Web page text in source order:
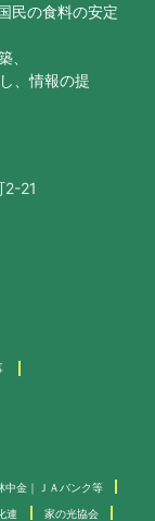
民の食料の安定
、
、情報の提
2-21
中金｜ＪＡバンク等
連 家の光協会